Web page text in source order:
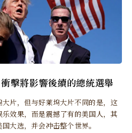
擊將影響後續的總統選舉
片，但与好莱坞大片不同的是，这
效果，而是震撼了有的美国人，其
大选，并会冲击整个世界。